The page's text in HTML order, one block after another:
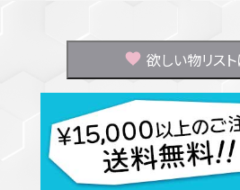
欲しい物リス